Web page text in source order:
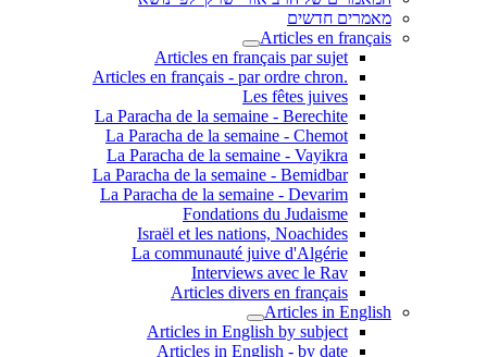
מאמרים חדשים
Articles en français
Articles en français par sujet
.Articles en français - par ordre chron
Les fêtes juives
La Paracha de la semaine - Berechite
La Paracha de la semaine - Chemot
La Paracha de la semaine - Vayikra
La Paracha de la semaine - Bemidbar
La Paracha de la semaine - Devarim
Fondations du Judaisme
Israël et les nations, Noachides
La communauté juive d'Algérie
Interviews avec le Rav
Articles divers en français
Articles in English
Articles in English by subject
Articles in English - by date